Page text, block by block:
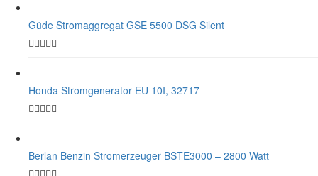
Güde Stromaggregat GSE 5500 DSG Silent
Honda Stromgenerator EU 10I, 32717
Berlan Benzin Stromerzeuger BSTE3000 – 2800 Watt